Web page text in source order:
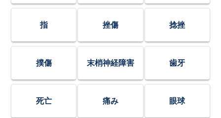
指 挫傷 捻挫
撲傷 末梢神経障害 歯牙
死亡 痛み 眼球